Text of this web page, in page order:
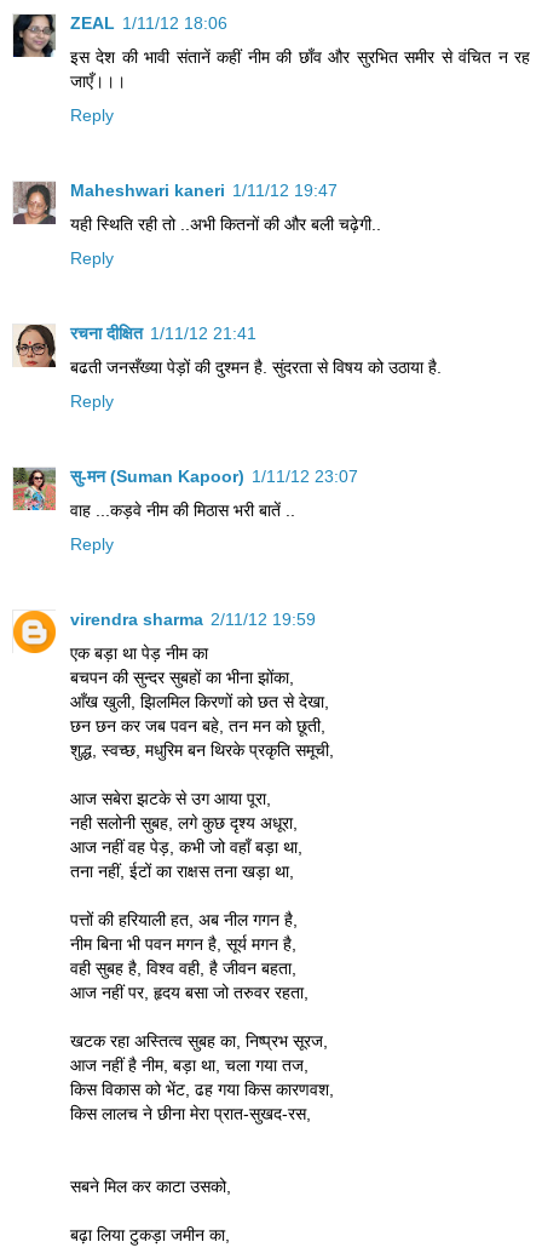
ZEAL 1/11/12 18:06
इस देश की भावी संतानें कहीं नीम की छाँव और सुरभित समीर से वंचित न रह
जाएँ।।।
Reply
Maheshwari kaneri 1/11/12 19:47
यही स्थिति रही तो ..अभी कितनों की और बली चढ़ेगी..
Reply
रचना दीक्षित 1/11/12 21:41
बढती जनसँख्या पेड़ों की दुश्मन है. सुंदरता से विषय को उठाया है.
Reply
सु-मन (Suman Kapoor) 1/11/12 23:07
वाह ...कड़वे नीम की मिठास भरी बातें ..
Reply
virendra sharma 2/11/12 19:59
एक बड़ा था पेड़ नीम का
बचपन की सुन्दर सुबहों का भीना झोंका,
आँख खुली, झिलमिल किरणों को छत से देखा,
छन छन कर जब पवन बहे, तन मन को छूती,
शुद्ध, स्वच्छ, मधुरिम बन थिरके प्रकृति समूची,
आज सबेरा झटके से उग आया पूरा,
नही सलोनी सुबह, लगे कुछ दृश्य अधूरा,
आज नहीं वह पेड़, कभी जो वहाँ बड़ा था,
तना नहीं, ईटों का राक्षस तना खड़ा था,
पत्तों की हरियाली हत, अब नील गगन है,
नीम बिना भी पवन मगन है, सूर्य मगन है,
वही सुबह है, विश्व वही, है जीवन बहता,
आज नहीं पर, हृदय बसा जो तरुवर रहता,
खटक रहा अस्तित्व सुबह का, निष्प्रभ सूरज,
आज नहीं है नीम, बड़ा था, चला गया तज,
किस विकास को भेंट, ढह गया किस कारणवश,
किस लालच ने छीना मेरा प्रात-सुखद-रस,
सबने मिल कर काटा उसको,
बढ़ा लिया टुकड़ा जमीन का,